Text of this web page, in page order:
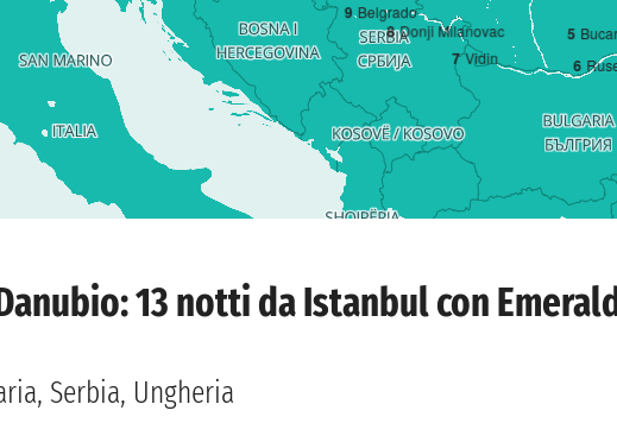
5
6
7 Vidin
8 Donji Milanovac
9 Belgrado
13 notti da Istanbul con
Serbia, Ungheria